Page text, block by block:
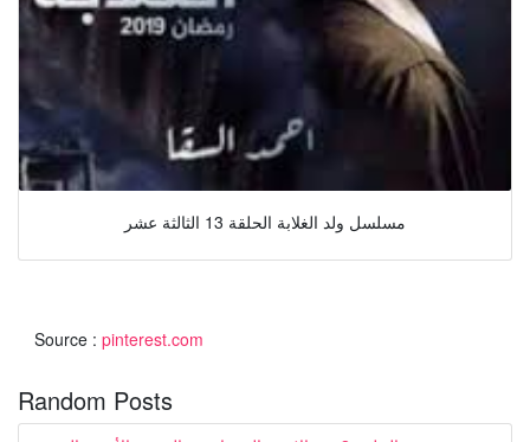
مسلسل ولد الغلابة الحلقة 13 الثالثة عشر
Source : pinterest.com
Random Posts